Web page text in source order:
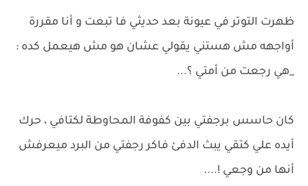
ظهرت التوتر في عيونة بعد حديثي فا تبعت و أنا مقررة
أواجهه مش هستني يقولي عشان هو مش هيعمل كده :
_هي رجعت من أمتي ؟...
كان حاسس برجفتي بين كفوفة المحاوطة لكتافي ، حرك
أيده علي كتقي يبث الدفئ فاكر رجفتي من البرد ميعرفش
أنها من وجعي !....